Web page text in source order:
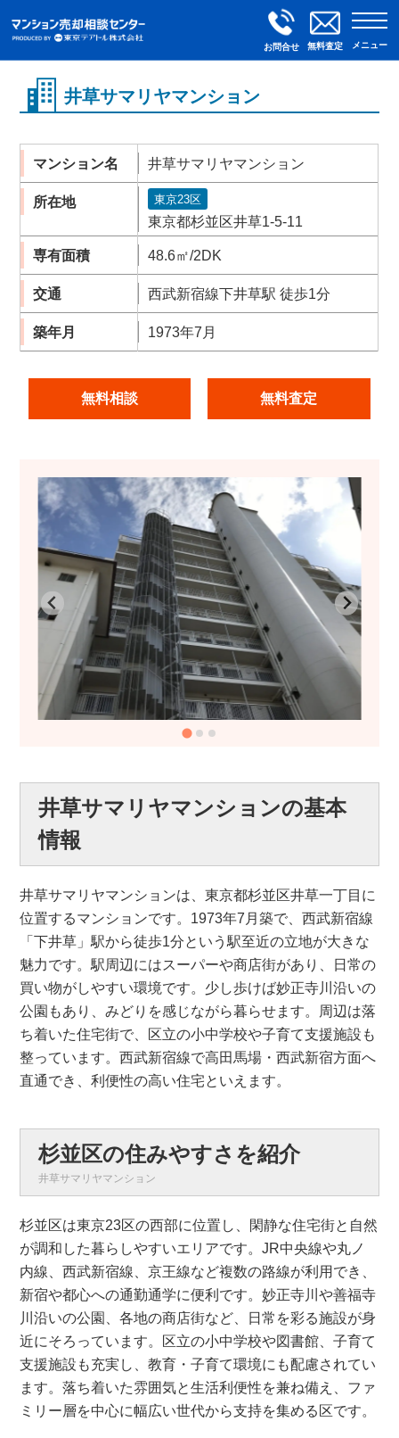
お問合せ 無料査定 メニュー
井草サマリヤマンション
マンション名 井草サマリヤマンション
所在地 東京23区
東京都杉並区井草1-5-11
専有面積 48.6㎡/2DK
交通 西武新宿線下井草駅 徒歩1分
築年月 1973年7月
無料相談 無料査定
井草サマリヤマンションの基本
情報
井草サマリヤマンションは、東京都杉並区井草一丁目に
位置するマンションです。1973年7月築で、西武新宿線
「下井草」駅から徒歩1分という駅至近の立地が大きな
魅力です。駅周辺にはスーパーや商店街があり、日常の
買い物がしやすい環境です。少し歩けば妙正寺川沿いの
公園もあり、みどりを感じながら暮らせます。周辺は落
ち着いた住宅街で、区立の小中学校や子育て支援施設も
整っています。西武新宿線で高田馬場・西武新宿方面へ
直通でき、利便性の高い住宅といえます。
杉並区の住みやすさを紹介
井草サマリヤマンション
杉並区は東京23区の西部に位置し、閑静な住宅街と自然
が調和した暮らしやすいエリアです。JR中央線や丸ノ
内線、西武新宿線、京王線など複数の路線が利用でき、
新宿や都心への通勤通学に便利です。妙正寺川や善福寺
川沿いの公園、各地の商店街など、日常を彩る施設が身
近にそろっています。区立の小中学校や図書館、子育て
支援施設も充実し、教育・子育て環境にも配慮されてい
ます。落ち着いた雰囲気と生活利便性を兼ね備え、ファ
ミリー層を中心に幅広い世代から支持を集める区です。